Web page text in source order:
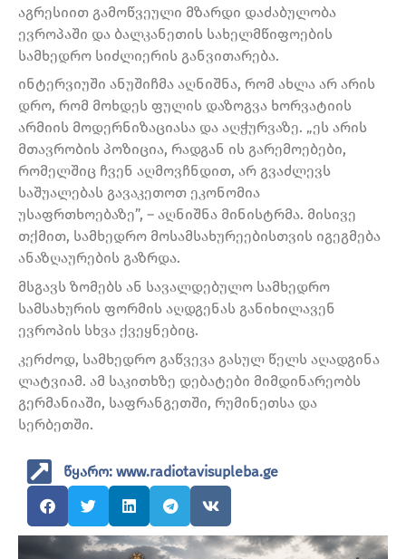
აგრესიით გამოწვეული მზარდი დაძაბულობა
ევროპაში და ბალკანეთის სახელმწიფოების
სამხედრო სიძლიერის განვითარება.
ინტერვიუში ანუშიჩმა აღნიშნა, რომ ახლა არ არის
დრო, რომ მოხდეს ფულის დაზოგვა ხორვატიის
არმიის მოდერნიზაციასა და აღჭურვაზე. „ეს არის
მთავრობის პოზიცია, რადგან ის გარემოებები,
რომელშიც ჩვენ აღმოვჩნდით, არ გვაძლევს
საშუალებას გავაკეთოთ ეკონომია
უსაფრთხოებაზე”, – აღნიშნა მინისტრმა. მისივე
თქმით, სამხედრო მოსამსახურეებისთვის იგეგმება
ანაზღაურების გაზრდა.
მსგავს ზომებს ან სავალდებულო სამხედრო
სამსახურის ფორმის აღდგენას განიხილავენ
ევროპის სხვა ქვეყნებიც.
კერძოდ, სამხედრო გაწვევა გასულ წელს აღადგინა
ლატვიამ. ამ საკითხზე დებატები მიმდინარეობს
გერმანიაში, საფრანგეთში, რუმინეთსა და
სერბეთში.
წყარო: www.radiotavisupleba.ge